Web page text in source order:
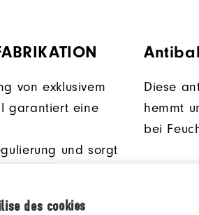
des cookies
von exklusivem
garantiert eine
und sorgt
Diese
hemmt
bei